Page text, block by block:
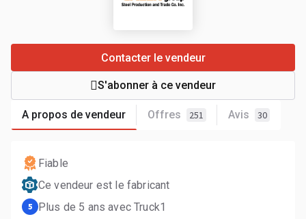
A propos de vendeur Offres 251 Avis 30
Contacter le vendeur
S'abonner à ce vendeur
Fiable
Ce vendeur est le fabricant
5 Plus de 5 ans avec Truck1